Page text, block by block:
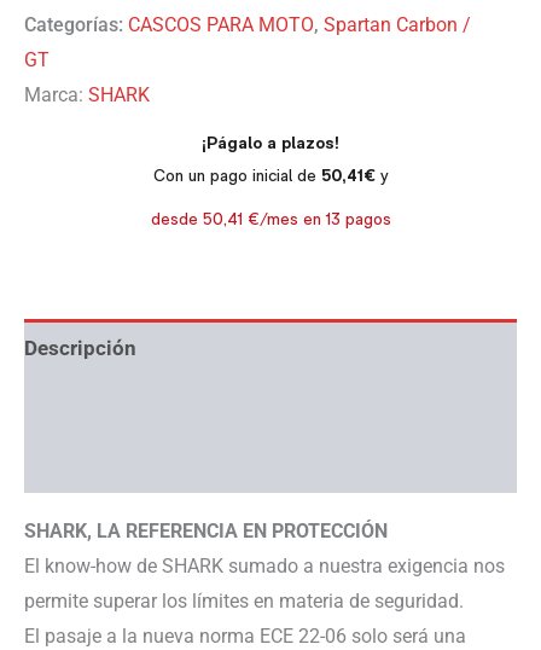
Categorías: CASCOS PARA MOTO, Spartan Carbon /
GT
Marca: SHARK
Descripción
SHARK, LA REFERENCIA EN PROTECCIÓN
El know-how de SHARK sumado a nuestra exigencia nos
permite superar los límites en materia de seguridad.
El pasaje a la nueva norma ECE 22-06 solo será una